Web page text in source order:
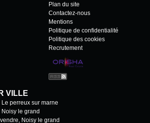
Plan du site
Contactez-nous
Mentions
Politique de confidentialité
Politique des cookies
Recrutement
VILLE
perreux sur marne
le grand
Noisy le grand